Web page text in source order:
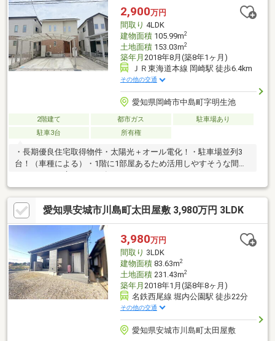
0120-58-8746)まで！※リフォーム・リノベも併せて相談可能で
す！
2,900万円
間取り 4LDK
建物面積105.99m2
土地面積153.03m2
築年月 2018年8月(築8年1ヶ月)
ＪＲ東海道本線 岡崎駅 徒歩6.4km
その他の交通
愛知県岡崎市中島町字明生池
2階建て 都市ガス
駐車場あり
駐車3台
所有権
・長期優良住宅取得物件・太陽光＋オール電化！・駐車場並列3
台！（車種による）・1階に1部屋あるため活用しやすそうな間取
JR東海道本線「岡崎」駅まで車約14分・名鉄バス「中島」停まで
徒歩約7分・六ツ美南部小学校まで徒歩約7分・六ツ美中学校まで
徒歩約45分・岡崎信用金庫 中島店まで徒歩約3分・デイリーヤマ
ザキ 中島店まで徒歩約2分・西尾信用金庫 中島支店まで徒歩約6
分・ローソンストア100 岡崎中島町店まで徒歩約6分・志賀医院ま
で徒歩約6分・ゲンキー 中島上町店まで徒歩約9分・スギ薬局 中島
店まで徒歩約8分・クスリのアオキ 中島中町
愛知県安城市川島町太田屋敷 3,980万円 3LDK
3,980万円
間取り 3LDK
建物面積83.63m2
土地面積231.43m2
築年月 2018年1月(築8年8ヶ月)
名鉄西尾線 堀内公園駅 徒歩22分
その他の交通
愛知県安城市川島町太田屋敷